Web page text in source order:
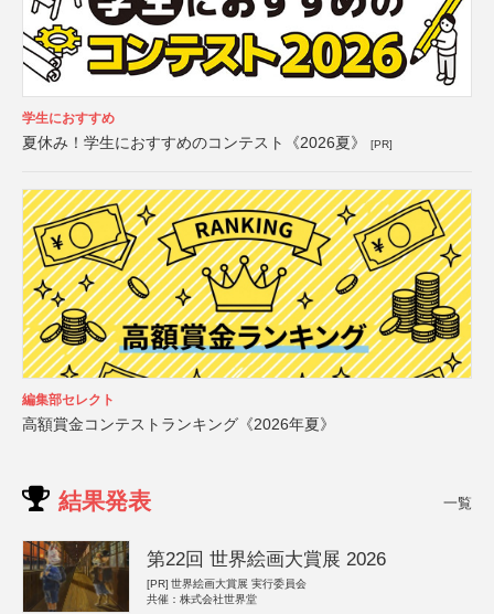
学生におすすめ
夏休み！学生におすすめのコンテスト《2026夏》 [PR]
編集部セレクト
高額賞金コンテストランキング《2026年夏》
結果発表 一覧
第22回 世界絵画大賞展 2026
[PR] 世界絵画大賞展 実行委員会
共催：株式会社世界堂